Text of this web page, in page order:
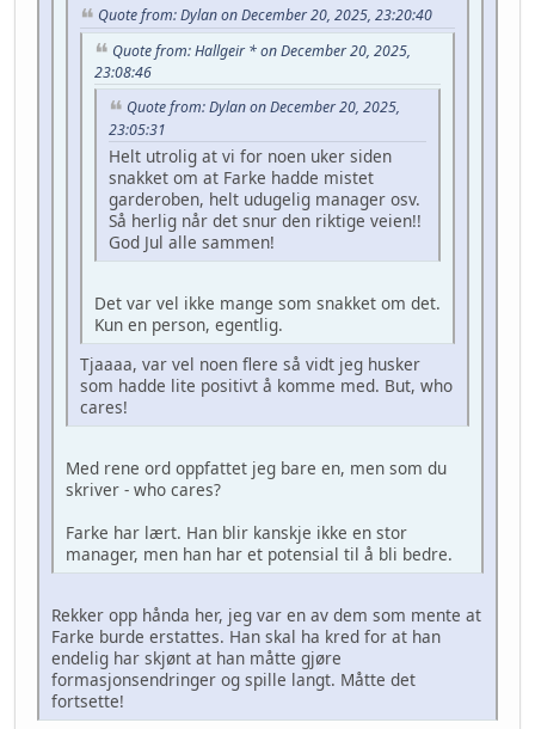
Quote from: Dylan on December 20, 2025, 23:20:40
Quote from: Hallgeir * on December 20, 2025,
23:08:46
Quote from: Dylan on December 20, 2025,
23:05:31
Helt utrolig at vi for noen uker siden
snakket om at Farke hadde mistet
garderoben, helt udugelig manager osv.
Så herlig når det snur den riktige veien!!
God Jul alle sammen!
Det var vel ikke mange som snakket om det.
Kun en person, egentlig.
Tjaaaa, var vel noen flere så vidt jeg husker
som hadde lite positivt å komme med. But, who
cares!
Med rene ord oppfattet jeg bare en, men som du
skriver - who cares?
Farke har lært. Han blir kanskje ikke en stor
manager, men han har et potensial til å bli bedre.
Rekker opp hånda her, jeg var en av dem som mente at
Farke burde erstattes. Han skal ha kred for at han
endelig har skjønt at han måtte gjøre
formasjonsendringer og spille langt. Måtte det
fortsette!